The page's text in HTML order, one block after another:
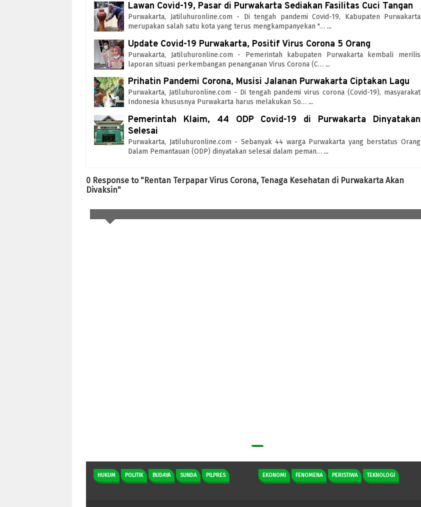
Lawan Covid-19, Pasar di Purwakarta Sediakan Fasilitas Cuci Tangan
Purwakarta, Jatiluhuronline.com - Di tengah pandemi Covid-19, Kabupaten Purwakarta
merupakan salah satu kota yang terus mengkampanyekan "… ...
Update Covid-19 Purwakarta, Positif Virus Corona 5 Orang
Purwakarta, Jatiluhuronline.com - Pemerintah kabupaten Purwakarta kembali merilis
laporan situasi perkembangan penanganan Virus Corona (C… ...
Prihatin Pandemi Corona, Musisi Jalanan Purwakarta Ciptakan Lagu
Purwakarta, Jatiluhuronline.com - Di tengah pandemi virus corona (Covid-19), masyarakat
Indonesia khususnya Purwakarta harus melakukan So… ...
Pemerintah Klaim, 44 ODP Covid-19 di Purwakarta Dinyatakan
Selesai
Purwakarta, Jatiluhuronline.com - Sebanyak 44 warga Purwakarta yang berstatus Orang
Dalam Pemantauan (ODP) dinyatakan selesai dalam peman… ...
0 Response to "Rentan Terpapar Virus Corona, Tenaga Kesehatan di Purwakarta Akan
Divaksin"
HUKUM POLITIK BUDAYA SUNDA PILPRES EKONOMI FENOMENA PERISTIWA TEKNOLOGI